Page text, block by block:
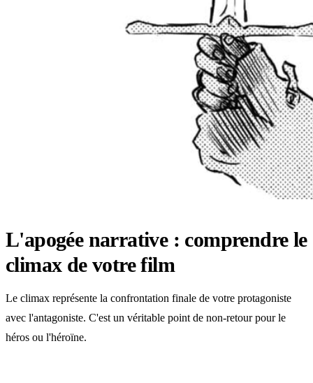
L'apogée narrative : comprendre le
climax de votre film
Le climax représente la confrontation finale de votre protagoniste
avec l'antagoniste. C'est un véritable point de non-retour pour le
héros ou l'héroïne.